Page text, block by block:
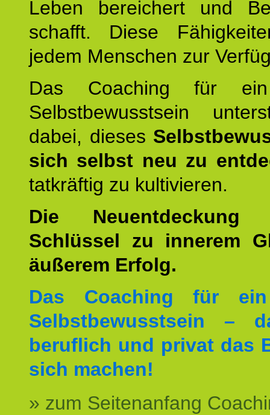
Leben bereichert und
schafft. Diese
jedem Menschen zur
Das Coaching für
Selbstbewusstsein
dabei, dieses
sich selbst neu zu
tatkräftig zu kultivieren.
Die
Schlüssel zu innerem
äußerem Erfolg.
Das Coaching für
Selbstbewusstsein –
beruflich und privat das
sich machen!
» zum Seitenanfang